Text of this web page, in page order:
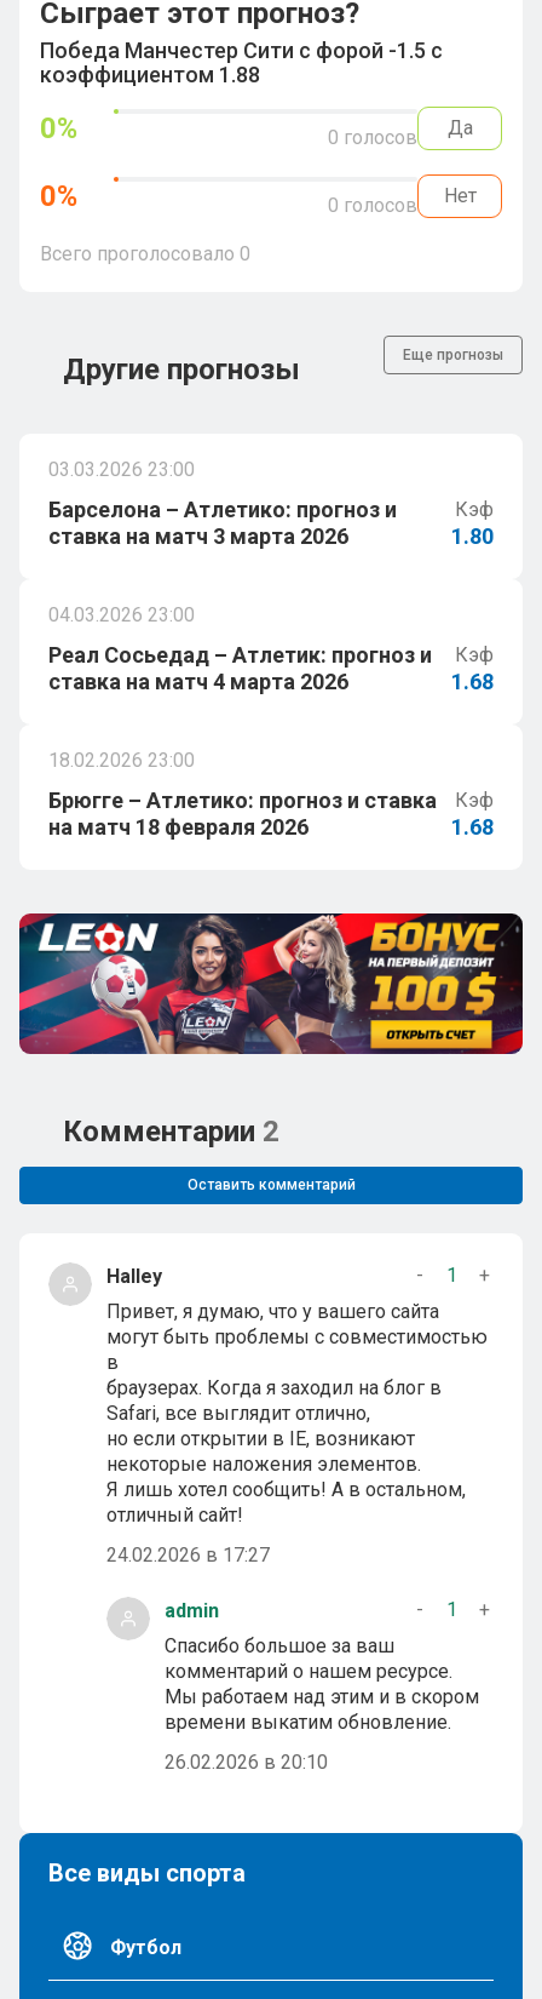
Сыграет этот прогноз?
Победа Манчестер Сити с форой -1.5 с
коэффициентом 1.88
0% 0 голосов Да
0% 0 голосов Нет
Всего проголосовало 0
Другие прогнозы Еще прогнозы
03.03.2026 23:00
Барселона – Атлетико: прогноз и
ставка на матч 3 марта 2026
Кэф
1.80
04.03.2026 23:00
Реал Сосьедад – Атлетик: прогноз и
ставка на матч 4 марта 2026
Кэф
1.68
18.02.2026 23:00
Брюгге – Атлетико: прогноз и ставка
на матч 18 февраля 2026
Кэф
1.68
Комментарии 2
Оставить комментарий
Halley - 1
+
Привет, я думаю, что у вашего сайта
могут быть проблемы с совместимостью
в
браузерах. Когда я заходил на блог в
Safari, все выглядит отлично,
но если открытии в IE, возникают
некоторые наложения элементов.
Я лишь хотел сообщить! А в остальном,
отличный сайт!
24.02.2026 в 17:27
admin - 1
+
Спасибо большое за ваш
комментарий о нашем ресурсе.
Мы работаем над этим и в скором
времени выкатим обновление.
26.02.2026 в 20:10
Все виды спорта
Футбол